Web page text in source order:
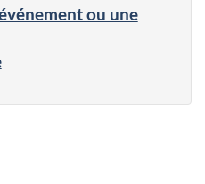
ou une